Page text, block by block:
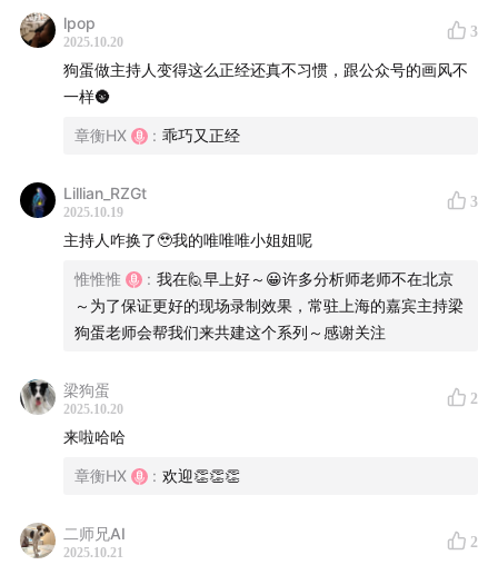
04:17 ​ 全行业不良率下降，个人贷款领域不良率上升
08:54 ​ 对公房地产开发贷占比普遍低于10%，远低于市场
​ 同业业务生态：短期资金调剂与长期投资两大功能
​ 活期存款背后的商业逻辑：账户活跃度决定负债成本
17:20 ​ 贷款能力核心：低成本负债银行的低价策略 vs 小微
银行的独特风控技术
分红价值凸显
​ 银行财报分析独特路径：从资产负债表出发到利润
27:10 ​ 银行理财业务演进：从刚性兑付到净值化管理的转型
阵痛
​ 债券理财净值波动原理：固定收益≠本金不变，收益
率变化影响市值
行、城农商行各司其职
银行股是一个偏宏观周期的行业。
微观上，银行自身的业绩，经过这几年的承压，接近拐点，
净息差降幅收窄，资产质量总体可控。大概明后年见到拐
点。
全行业不良率下降，暴露不良的领域主要是个人贷款。
「I9会计准则」
沿用新的入账方式OCI，提高了对高股息股票的买入意愿。
每年的分红可以记录投资收益，股价的涨跌不体现在损益表
「🏦银行的资产属性」
地产的比例非常低，除了按揭（个人贷款）。
发贷占比普遍低于10%，远低于市场认知。
存款立行：存款定资产，挣利差。资产定负债，有很强的贷
款能力。
「✅​同业业务生态」
短期调剂资金余缺、长期投资。
lpop
2025.10.20
3
狗蛋做主持人变得这么正经还真不习惯，跟公众号的画风不
一样🌚
章衡HX : 乖巧又正经
Lillian_RZGt
2025.10.19
3
主持人咋换了🥹我的唯唯唯小姐姐呢
惟惟惟 : 我在🙋早上好～😀许多分析师老师不在北京
～为了保证更好的现场录制效果，常驻上海的嘉宾主持梁
狗蛋老师会帮我们来共建这个系列～感谢关注
梁狗蛋
2025.10.20
2
来啦哈哈
章衡HX : 欢迎👏👏👏
二师兄AI
2025.10.21
2